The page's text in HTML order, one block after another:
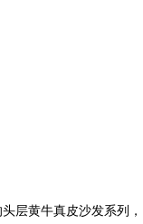
层黄牛真皮沙发系列